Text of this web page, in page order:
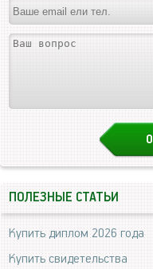
ПОЛЕЗНЫЕ СТАТЬИ
Купить диплом 2026 года
Купить свидетельства